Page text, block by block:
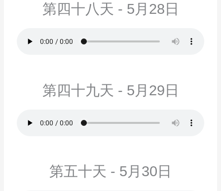
第四十八天 - 5月28日
第四十九天 - 5月29日
第五十天 - 5月30日